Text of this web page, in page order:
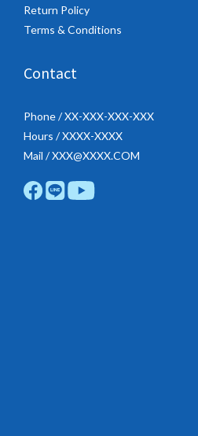
Return Policy
Terms & Conditions
Contact
Phone / XX-XXX-XXX-XXX
Hours / XXXX-XXXX
Mail / XXX@XXXX.COM